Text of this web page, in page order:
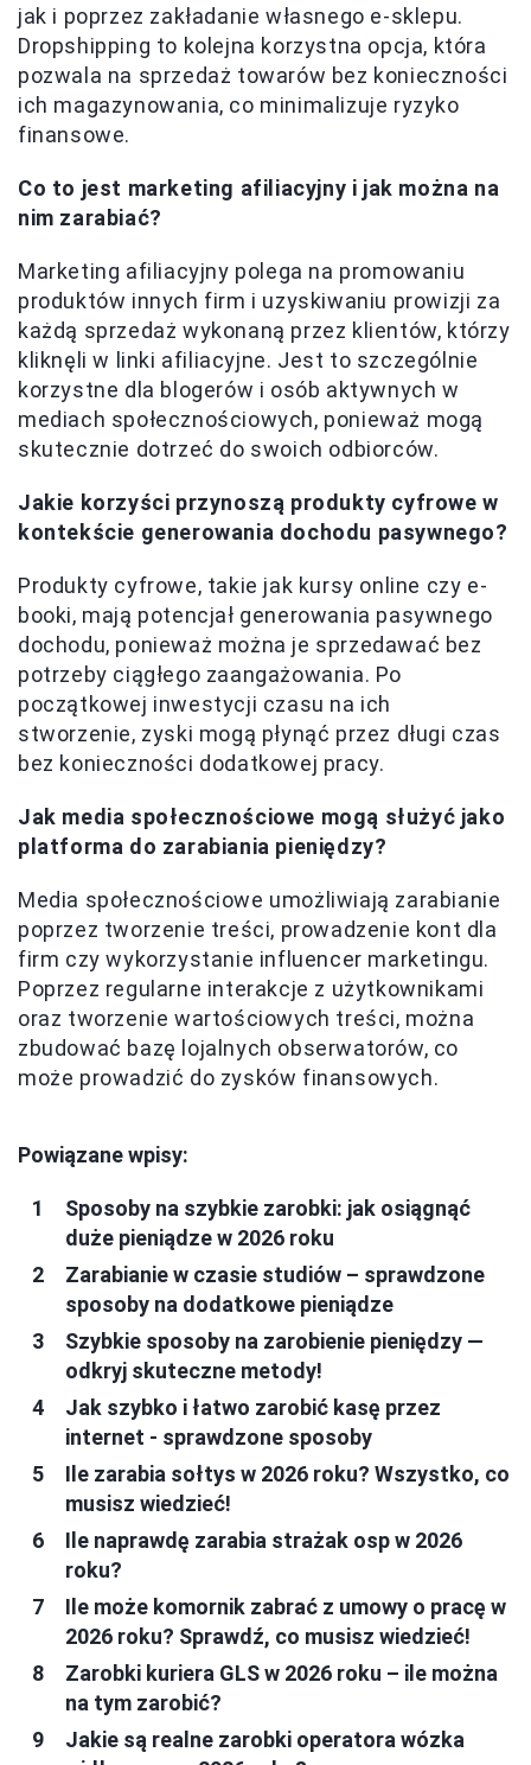
jak i poprzez zakładanie własnego e-sklepu.
Dropshipping to kolejna korzystna opcja, która
pozwala na sprzedaż towarów bez konieczności
ich magazynowania, co minimalizuje ryzyko
finansowe.
Co to jest marketing afiliacyjny i jak można na
nim zarabiać?
Marketing afiliacyjny polega na promowaniu
produktów innych firm i uzyskiwaniu prowizji za
każdą sprzedaż wykonaną przez klientów, którzy
kliknęli w linki afiliacyjne. Jest to szczególnie
korzystne dla blogerów i osób aktywnych w
mediach społecznościowych, ponieważ mogą
skutecznie dotrzeć do swoich odbiorców.
Jakie korzyści przynoszą produkty cyfrowe w
kontekście generowania dochodu pasywnego?
Produkty cyfrowe, takie jak kursy online czy e-
booki, mają potencjał generowania pasywnego
dochodu, ponieważ można je sprzedawać bez
potrzeby ciągłego zaangażowania. Po
początkowej inwestycji czasu na ich
stworzenie, zyski mogą płynąć przez długi czas
bez konieczności dodatkowej pracy.
Jak media społecznościowe mogą służyć jako
platforma do zarabiania pieniędzy?
Media społecznościowe umożliwiają zarabianie
poprzez tworzenie treści, prowadzenie kont dla
firm czy wykorzystanie influencer marketingu.
Poprzez regularne interakcje z użytkownikami
oraz tworzenie wartościowych treści, można
zbudować bazę lojalnych obserwatorów, co
może prowadzić do zysków finansowych.
Powiązane wpisy:
Sposoby na szybkie zarobki: jak osiągnąć
duże pieniądze w 2026 roku
Zarabianie w czasie studiów – sprawdzone
sposoby na dodatkowe pieniądze
Szybkie sposoby na zarobienie pieniędzy —
odkryj skuteczne metody!
Jak szybko i łatwo zarobić kasę przez
internet - sprawdzone sposoby
Ile zarabia sołtys w 2026 roku? Wszystko, co
musisz wiedzieć!
Ile naprawdę zarabia strażak osp w 2026
roku?
Ile może komornik zabrać z umowy o pracę w
2026 roku? Sprawdź, co musisz wiedzieć!
Zarobki kuriera GLS w 2026 roku – ile można
na tym zarobić?
Jakie są realne zarobki operatora wózka